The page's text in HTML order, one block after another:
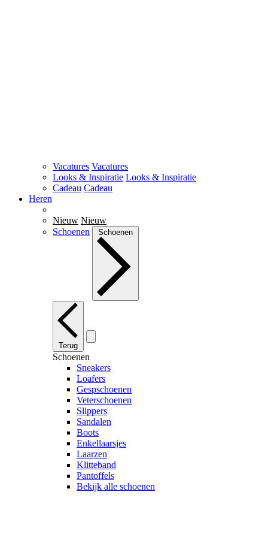
Vacatures Vacatures
Looks & Inspiratie Looks & Inspiratie
Cadeau Cadeau
Heren
Nieuw Nieuw
Schoenen
Schoenen
Terug
Schoenen
Sneakers
Loafers
Gespschoenen
Veterschoenen
Slippers
Sandalen
Boots
Enkellaarsjes
Laarzen
Klitteband
Pantoffels
Bekijk alle schoenen